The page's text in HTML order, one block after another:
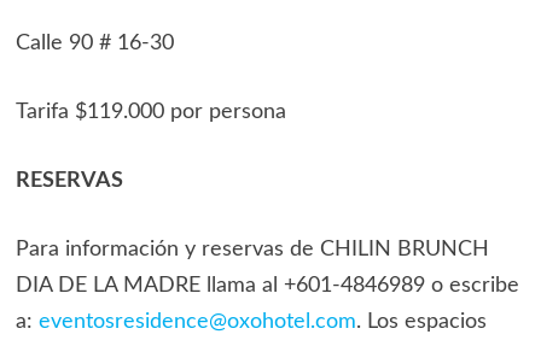
Calle 90 # 16-30
Tarifa $119.000 por persona
RESERVAS
Para información y reservas de CHILIN BRUNCH
DIA DE LA MADRE llama al +601-4846989 o escribe
a: eventosresidence@oxohotel.com. Los espacios